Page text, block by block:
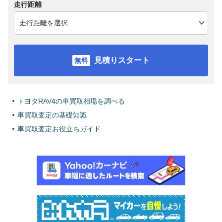
走行距離
見積りスタート
トヨタRAV4の車買取相場を調べる
車買取査定の基礎知識
車買取査定お役立ちガイド